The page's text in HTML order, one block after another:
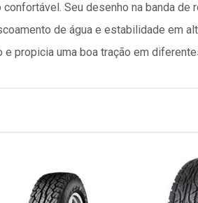
Seu desenho na banda
de água e estabilidade em
propicia uma boa tração em